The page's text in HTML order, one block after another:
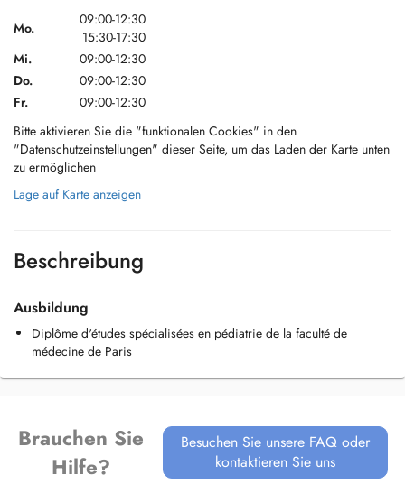
Mo.
09:00-12:30
15:30-17:30
Mi.
09:00-12:30
Do.
09:00-12:30
Fr.
09:00-12:30
Bitte aktivieren Sie die "funktionalen Cookies" in den
"Datenschutzeinstellungen" dieser Seite, um das Laden der Karte unten
zu ermöglichen
Lage auf Karte anzeigen
Beschreibung
Ausbildung
Diplôme d'études spécialisées en pédiatrie de la faculté de
médecine de Paris
Brauchen Sie
Hilfe?
Besuchen Sie unsere FAQ oder
kontaktieren Sie uns